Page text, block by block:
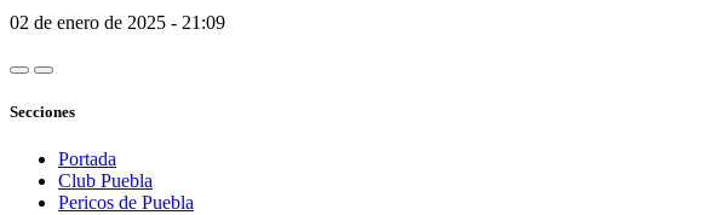
02 de enero de 2025 - 21:09
Secciones
Portada
Club Puebla
Pericos de Puebla